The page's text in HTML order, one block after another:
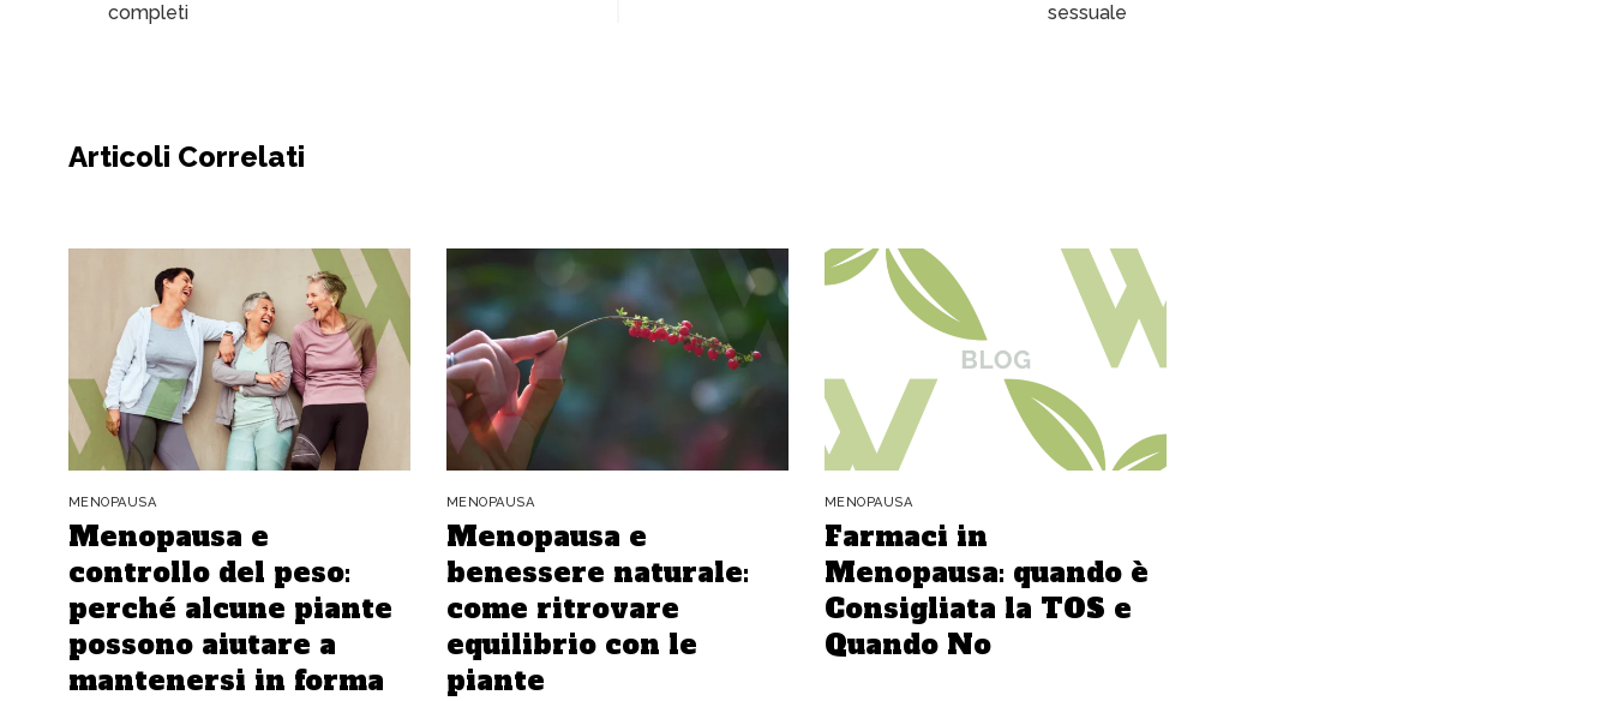
completi
sessuale
Articoli Correlati
MENOPAUSA
Menopausa e
controllo del peso:
perché alcune piante
possono aiutare a
mantenersi in forma
MENOPAUSA
Menopausa e
benessere naturale:
come ritrovare
equilibrio con le
piante
MENOPAUSA
Farmaci in
Menopausa: quando è
Consigliata la TOS e
Quando No